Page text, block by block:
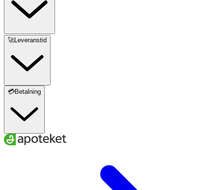
🚀Leveranstid
💳Betalning